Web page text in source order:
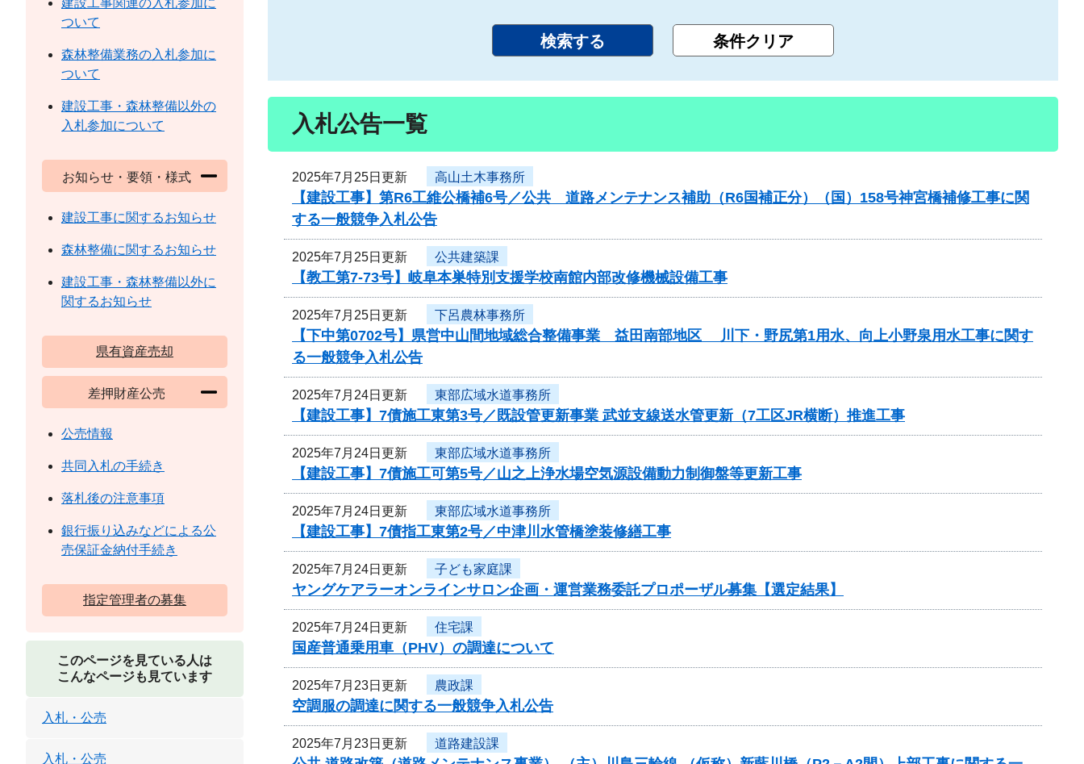
入札公告一覧
2025年7月25日更新 高山土木事務所
【建設工事】第R6工維公橋補6号／公共 道路メンテナンス補助（R6国補正分）（国）158号神宮橋補修工事に関
する一般競争入札公告
2025年7月25日更新 公共建築課
【教工第7-73号】岐阜本巣特別支援学校南館内部改修機械設備工事
2025年7月25日更新 下呂農林事務所
【下中第0702号】県営中山間地域総合整備事業 益田南部地区 川下・野尻第1用水、向上小野泉用水工事に関す
る一般競争入札公告
2025年7月24日更新 東部広域水道事務所
【建設工事】7債施工東第3号／既設管更新事業 武並支線送水管更新（7工区JR横断）推進工事
2025年7月24日更新 東部広域水道事務所
【建設工事】7債施工可第5号／山之上浄水場空気源設備動力制御盤等更新工事
2025年7月24日更新 東部広域水道事務所
【建設工事】7債指工東第2号／中津川水管橋塗装修繕工事
2025年7月24日更新 子ども家庭課
ヤングケアラーオンラインサロン企画・運営業務委託プロポーザル募集【選定結果】
2025年7月24日更新 住宅課
国産普通乗用車（PHV）の調達について
2025年7月23日更新 農政課
空調服の調達に関する一般競争入札公告
2025年7月23日更新 道路建設課
建設工事関連の入札参加に
ついて
森林整備業務の入札参加に
ついて
建設工事・森林整備以外の
入札参加について
お知らせ・要領・様式
建設工事に関するお知らせ
森林整備に関するお知らせ
建設工事・森林整備以外に
関するお知らせ
県有資産売却
差押財産公売
公売情報
共同入札の手続き
落札後の注意事項
銀行振り込みなどによる公
売保証金納付手続き
指定管理者の募集
このページを見ている人は
こんなページも見ています
入札・公売
入札・公売